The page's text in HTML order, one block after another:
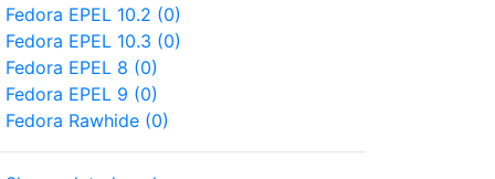
Fedora EPEL 10.2 (0)
Fedora EPEL 10.3 (0)
Fedora EPEL 8 (0)
Fedora EPEL 9 (0)
Fedora Rawhide (0)